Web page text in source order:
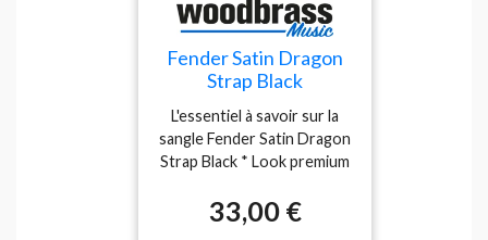
Fender Satin Dragon
Strap Black
L'essentiel à savoir sur la
sangle Fender Satin Dragon
Strap Black * Look premium
chinois avec une finition
satin métallique qui attire le
33,00 €